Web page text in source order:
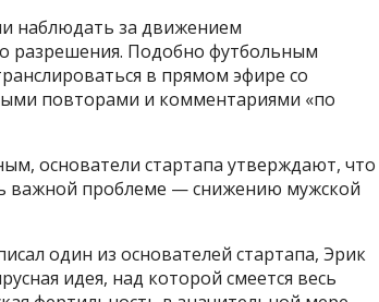
наблюдать за движением
разрешения. Подобно футбольным
в прямом эфире со
повторами и комментариями «по
основатели стартапа утверждают, что
важной проблеме — снижению мужской
один из основателей стартапа, Эрик
идея, над которой смеется весь